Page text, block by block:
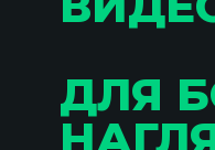
ДЛЯ